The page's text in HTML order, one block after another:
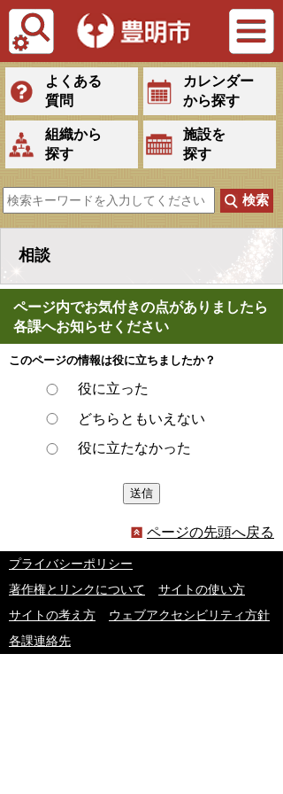
Tiếng Việt
よくある
質問
カレンダー
から探す
組織から
探す
施設を
探す
相談
ページ内でお気付きの点がありましたら
各課へお知らせください
このページの情報は役に立ちましたか？
役に立った
どちらともいえない
役に立たなかった
ページの先頭へ戻る
プライバシーポリシー
著作権とリンクについて
サイトの使い方
サイトの考え方
ウェブアクセシビリティ方針
各課連絡先